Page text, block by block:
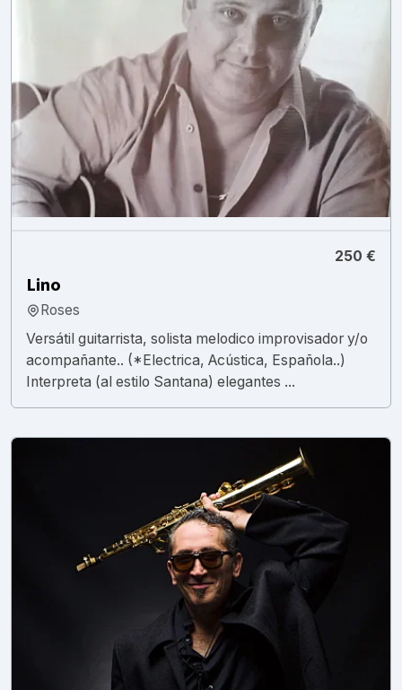
250 €
Lino
Roses
Versátil guitarrista, solista melodico improvisador y/o
acompañante.. (*Electrica, Acústica, Española..)
Interpreta (al estilo Santana) elegantes ...